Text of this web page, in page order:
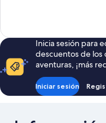
Inicia sesión para
descuentos de los
aventuras, ¡más
Iniciar sesión